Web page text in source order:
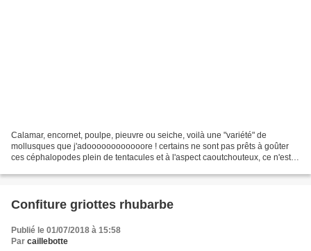
Calamar, encornet, poulpe, pieuvre ou seiche, voilà une "variété" de
mollusques que j'adoooooooooooore ! certains ne sont pas prêts à goûter
ces céphalopodes plein de tentacules et à l'aspect caoutchouteux, ce n'est
Confiture griottes rhubarbe
Publié le 01/07/2018 à 15:58
Par caillebotte